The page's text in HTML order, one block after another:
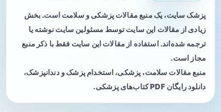
پزشک سایت، یک منبع مقالات پزشکی و سلامت است. بخش
زیادی از مقالات این سایت توسط مسئولین سایت نوشته یا
ترجمه شده‌اند. استفاده از مقالات این سایت فقط با ذکر منبع
مجاز است.
منبع مقالات سلامت، پزشکی، استخدام پزشک و دندانپزشک،
دانلود رایگان PDF کتاب‌های پزشکی.